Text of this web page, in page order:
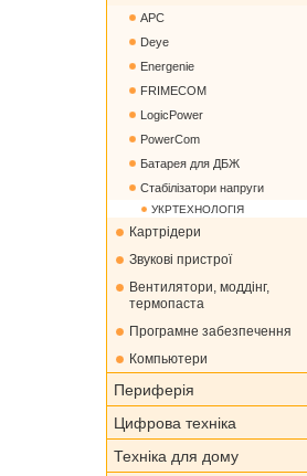
APC
Deye
Energenie
FRIMECOM
LogicPower
PowerCom
Батарея для ДБЖ
Стабілізатори напруги
УКРТЕХНОЛОГІЯ
Картрідери
Звукові пристрої
Вентилятори, моддінг,
термопаста
Програмне забезпечення
Компьютери
Периферія
Цифрова техніка
Техніка для дому